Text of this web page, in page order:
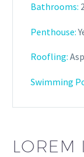
Bathrooms:
Penthouse:
Roofling:
Swimming
LOREM